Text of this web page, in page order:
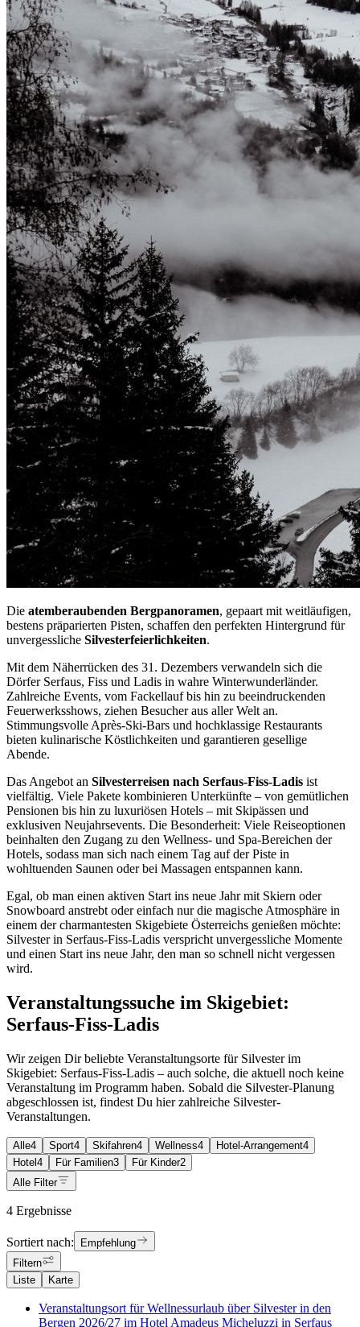
Die atemberaubenden Bergpanoramen, gepaart mit weitläufigen,
bestens präparierten Pisten, schaffen den perfekten Hintergrund für
unvergessliche Silvesterfeierlichkeiten.
Mit dem Näherrücken des 31. Dezembers verwandeln sich die
Dörfer Serfaus, Fiss und Ladis in wahre Winterwunderländer.
Zahlreiche Events, vom Fackellauf bis hin zu beeindruckenden
Feuerwerksshows, ziehen Besucher aus aller Welt an.
Stimmungsvolle Après-Ski-Bars und hochklassige Restaurants
bieten kulinarische Köstlichkeiten und garantieren gesellige
Abende.
Das Angebot an Silvesterreisen nach Serfaus-Fiss-Ladis ist
vielfältig. Viele Pakete kombinieren Unterkünfte – von gemütlichen
Pensionen bis hin zu luxuriösen Hotels – mit Skipässen und
exklusiven Neujahrsevents. Die Besonderheit: Viele Reiseoptionen
beinhalten den Zugang zu den Wellness- und Spa-Bereichen der
Hotels, sodass man sich nach einem Tag auf der Piste in
wohltuenden Saunen oder bei Massagen entspannen kann.
Egal, ob man einen aktiven Start ins neue Jahr mit Skiern oder
Snowboard anstrebt oder einfach nur die magische Atmosphäre in
einem der charmantesten Skigebiete Österreichs genießen möchte:
Silvester in Serfaus-Fiss-Ladis verspricht unvergessliche Momente
und einen Start ins neue Jahr, den man so schnell nicht vergessen
wird.
Veranstaltungssuche im Skigebiet:
Serfaus-Fiss-Ladis
Wir zeigen Dir beliebte Veranstaltungsorte für Silvester im
Skigebiet: Serfaus-Fiss-Ladis – auch solche, die aktuell noch keine
Veranstaltung im Programm haben. Sobald die Silvester-Planung
abgeschlossen ist, findest Du hier zahlreiche Silvester-
Veranstaltungen.
Alle4 Sport4 Skifahren4 Wellness4 Hotel-Arrangement4
Hotel4 Für Familien3 Für Kinder2
Alle Filter
4 Ergebnisse
Sortiert nach:
Empfehlung
Filtern
Liste
Karte
Veranstaltungsort für Wellnessurlaub über Silvester in den
Bergen 2026/27 im Hotel Amadeus Micheluzzi in Serfaus